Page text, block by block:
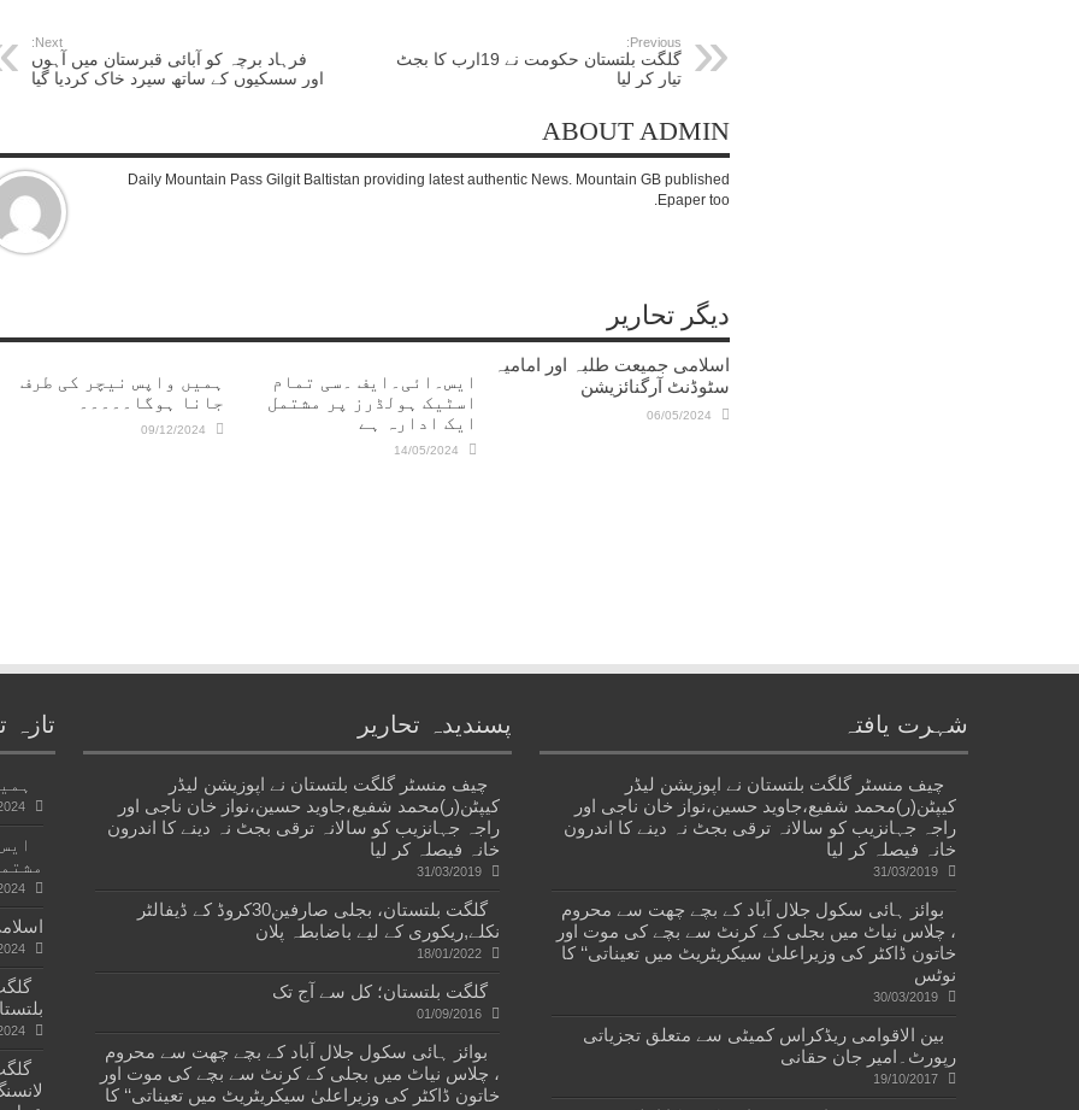
Previous:
گلگت بلتستان حکومت نے 19ارب کا بجٹ
تیار کر لیا
Next:
فرہاد برچہ کو آبائی قبرستان میں آہوں
اور سسکیوں کے ساتھ سپرد خاک کردیا گیا
ABOUT ADMIN
Daily Mountain Pass Gilgit Baltistan providing latest authentic News. Mountain GB published
Epaper too.
دیگر تحاریر
ہمیں واپس نیچر کی طرف
جانا ہوگا۔۔۔۔۔
09/12/2024
ایس۔ائی۔ایف ۔سی تمام
اسٹیک ہولڈرز پر مشتمل
ایک ادارہ ہے
14/05/2024
اسلامی جمیعت طلبہ اور امامیہ
سٹوڈنٹ آرگنائزیشن
06/05/2024
شہرت یافتہ
چیف منسٹر گلگت بلتستان نے اپوزیشن لیڈر
کیپٹن(ر)محمد شفیع،جاوید حسین،نواز خان ناجی اور
راجہ جہانزیب کو سالانہ ترقی بجٹ نہ دینے کا اندرون
خانہ فیصلہ کر لیا
31/03/2019
بوائز ہائی سکول جلال آباد کے بچے چھت سے محروم
، چلاس نیاٹ میں بجلی کے کرنٹ سے بچے کی موت اور
خاتون ڈاکٹر کی وزیراعلیٰ سیکریٹریٹ میں تعیناتی‘‘ کا
نوٹس
30/03/2019
بین الاقوامی ریڈکراس کمیٹی سے متعلق تجزیاتی
رپورٹ۔امیر جان حقانی
19/10/2017
پسندیدہ تحاریر
چیف منسٹر گلگت بلتستان نے اپوزیشن لیڈر
کیپٹن(ر)محمد شفیع،جاوید حسین،نواز خان ناجی اور
راجہ جہانزیب کو سالانہ ترقی بجٹ نہ دینے کا اندرون
خانہ فیصلہ کر لیا
31/03/2019
گلگت بلتستان، بجلی صارفین30کروڈ کے ڈیفالٹر
نکلے,ریکوری کے لیے باضابطہ پلان
18/01/2022
گلگت بلتستان؛ کل سے آج تک
01/09/2016
بوائز ہائی سکول جلال آباد کے بچے چھت سے محروم
، چلاس نیاٹ میں بجلی کے کرنٹ سے بچے کی موت اور
خاتون ڈاکٹر کی وزیراعلیٰ سیکریٹریٹ میں تعیناتی‘‘ کا
تازہ